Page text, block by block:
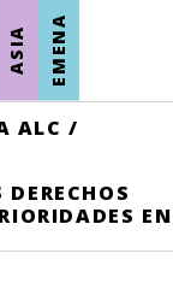
ASIA EMENA
ALC /
EN